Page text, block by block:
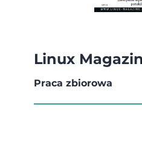
Linux
Praca zbiorowa